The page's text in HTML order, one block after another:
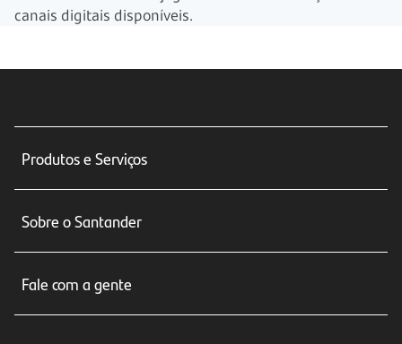
canais digitais disponíveis.
Produtos e Serviços
Seguros
Crédito e Financiamentos
Sobre o Santander
Fale com a gente